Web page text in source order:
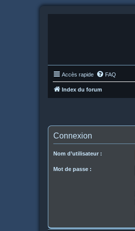
Accès rapide FAQ
Index du forum
Connexion
Nom d’utilisateur :
Mot de passe :